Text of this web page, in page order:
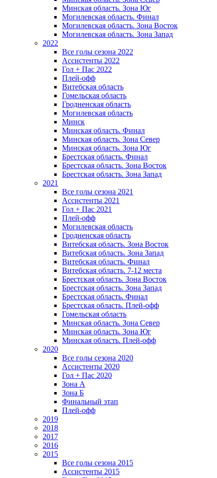
Минская область. Зона Юг
Могилевская область. Финал
Могилевская область. Зона Восток
Могилевская область. Зона Запад
2022
Все голы сезона 2022
Ассистенты 2022
Гол + Пас 2022
Плей-офф
Витебская область
Гомельская область
Гродненская область
Могилевская область
Минск
Mинская область. Финал
Минская область. Зона Север
Минская область. Зона Юг
Брестская область. Финал
Брестская область. Зона Восток
Брестская область. Зона Запад
2021
Все голы сезона 2021
Ассистенты 2021
Гол + Пас 2021
Плей-офф
Могилевская область
Гродненская область
Витебская область. Зона Восток
Витебская область. Зона Запад
Витебская область. Финал
Витебская область. 7-12 места
Брестская область. Зона Восток
Брестская область. Зона Запад
Брестская область. Финал
Брестская область. Плей-офф
Гомельская область
Минская область. Зона Север
Минская область. Зона Юг
Минская область. Плей-офф
2020
Все голы сезона 2020
Ассистенты 2020
Гол + Пас 2020
Зона А
Зона Б
Финальный этап
Плей-офф
2019
2018
2017
2016
2015
Все голы сезона 2015
Ассистенты 2015